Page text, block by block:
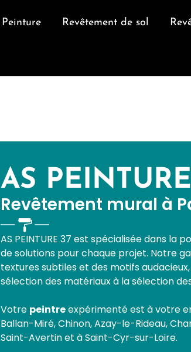
Peinture Revêtement de sol
AS
Revêtement mural à
AS PEINTURE 37 est spécialisée dans
de solutions pour chaque projet. Notre
textures subtiles et des motifs
sélection des matériaux à la sélection
Votre peintreexpérimenté est à votre
Ballan-Miré, Chinon, Azay-le-Rideau,
Saint-Avertin et à Saint-Cyr-sur-Loire.